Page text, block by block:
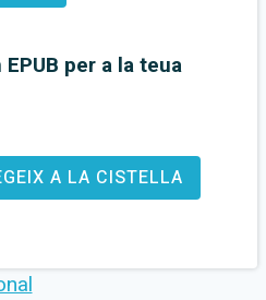
per a la teua
A LA CISTELLA